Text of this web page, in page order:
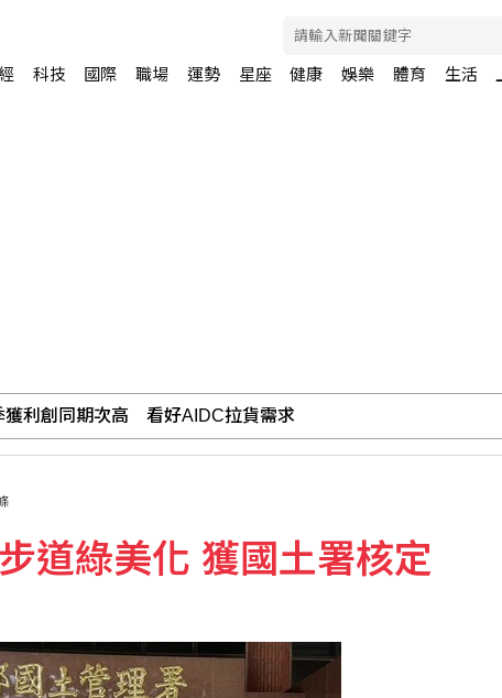
科技 國際 職場 運勢 星座 健康 娛樂 體育 生活
獲利創同期次高 看好AIDC拉貨需求
友」 高雄市政府籲有心人停止抹黑
財源無著落 日本社福面臨考驗
道綠美化 獲國土署核定